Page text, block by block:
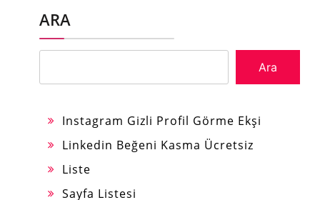
ARA
Ara
Instagram Gizli Profil Görme Ekşi
Linkedin Beğeni Kasma Ücretsiz
Liste
Sayfa Listesi